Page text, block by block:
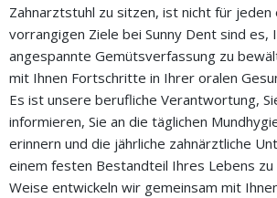
Zahnarztstuhl zu sitzen, ist nicht für jeden
vorrangigen Ziele bei Sunny Dent sind
angespannte Gemütsverfassung zu
mit Ihnen Fortschritte in Ihrer oralen
Es ist unsere berufliche Verantwortung,
informieren, Sie an die täglichen
erinnern und die jährliche zahnärztliche
einem festen Bestandteil Ihres Lebens zu
Weise entwickeln wir gemeinsam mit